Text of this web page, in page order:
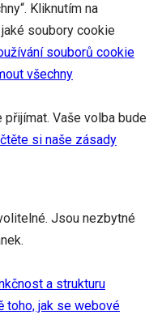
Kliknutím na
soubory cookie
souborů cookie
všechny
Vaše volba bude
si naše zásady
Jsou nezbytné
a strukturu
toho, jak se webové